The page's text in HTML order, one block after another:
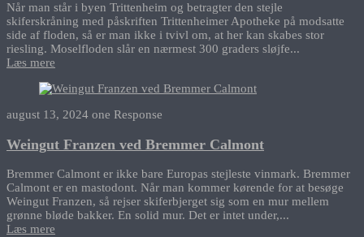
Når man står i byen Trittenheim og betragter den stejle
skiferskråning med påskriften Trittenheimer Apotheke på modsatte
side af floden, så er man ikke i tvivl om, at her kan skabes stor
riesling. Moselfloden slår en nærmest 300 graders sløjfe...
Læs mere
august 13, 2024 one Response
Weingut Franzen ved Bremmer Calmont
Bremmer Calmont er ikke bare Europas stejleste vinmark. Bremmer
Calmont er en mastodont. Når man kommer kørende for at besøge
Weingut Franzen, så rejser skiferbjerget sig som en mur mellem
grønne bløde bakker. En solid mur. Det er intet under,...
Læs mere